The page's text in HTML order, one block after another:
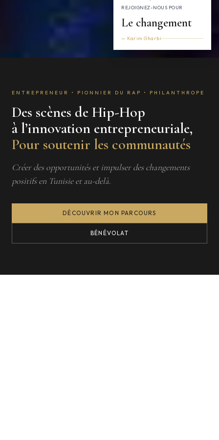
ENTREPRENEUR • PIONNIER DU RAP • PHILANTHROPE
Des scènes de Hip-Hop
à l’innovation entrepreneuriale,
Pour soutenir les communautés
Créer des opportunités et impulser des changements
positifs en Tunisie et au-delà.
DÉCOUVRIR MON PARCOURS
BÉNÉVOLAT
REJOIGNEZ-NOUS POUR
Le changement
— Karim Gharbi